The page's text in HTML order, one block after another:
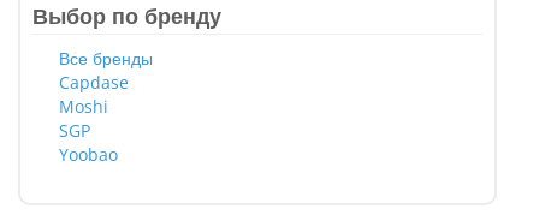
Выбор по бренду
Все бренды
Capdase
Moshi
SGP
Yoobao